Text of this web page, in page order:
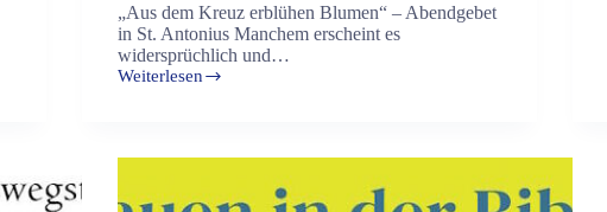
„Aus dem Kreuz erblühen Blumen“ – Abendgebet
in St. Antonius Manchem erscheint es
widersprüchlich und…
Weiterlesen
„Abendgebet